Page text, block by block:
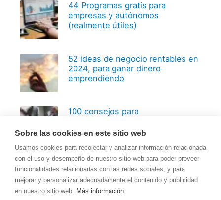
44 Programas gratis para
empresas y autónomos
(realmente útiles)
52 ideas de negocio rentables en
2024, para ganar dinero
emprendiendo
100 consejos para
años de experiencia
Sobre las cookies en este sitio web
Usamos cookies para recolectar y analizar información relacionada
con el uso y desempeño de nuestro sitio web para poder proveer
funcionalidades relacionadas con las redes sociales, y para
mejorar y personalizar adecuadamente el contenido y publicidad
en nuestro sitio web. Más información